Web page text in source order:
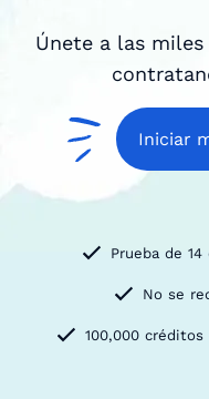
Únete a las miles
Iniciar
Prueba de
No se
100,000